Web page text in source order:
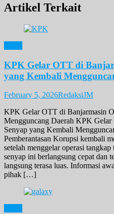
Artikel Terkait
KPK Gelar OTT di
yang Kembali
February 5, 2026RedaksiJM
KPK Gelar OTT di Banjarmasin
Mengguncang Daerah KPK
Senyap yang Kembali
Pemberantasan Korupsi kembali
setelah menggelar operasi
senyap ini berlangsung cepat dan
langsung terasa luas. Informasi
pihak […]